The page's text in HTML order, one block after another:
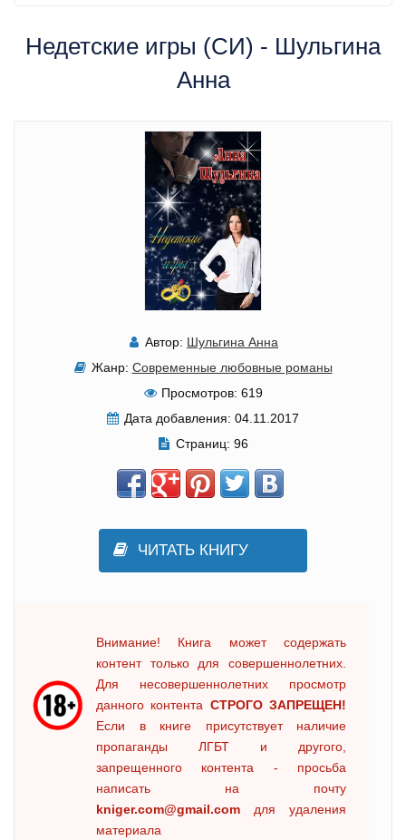
Недетские игры (СИ) - Шульгина
Анна
Автор: Шульгина Анна
Жанр: Современные любовные романы
Просмотров: 619
Дата добавления: 04.11.2017
Страниц: 96
ЧИТАТЬ КНИГУ
Внимание! Книга может содержать
контент только для совершеннолетних.
Для несовершеннолетних просмотр
данного контента СТРОГО ЗАПРЕЩЕН!
Если в книге присутствует наличие
пропаганды ЛГБТ и другого,
запрещенного контента - просьба
написать на почту
kniger.com@gmail.com для удаления
материала